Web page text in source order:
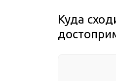
Куда